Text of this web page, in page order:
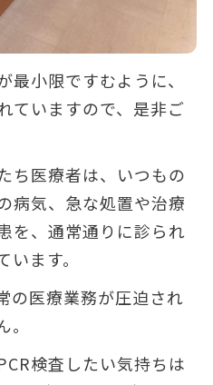
最小限ですむように、
ていますので、是非ご
ち医療者は、いつもの
病気、急な処置や治療
を、通常通りに診られ
ます。
の医療業務が圧迫され
検査したい気持ちは